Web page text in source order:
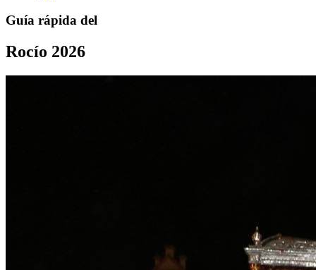
Guía rápida del
Rocío 2026